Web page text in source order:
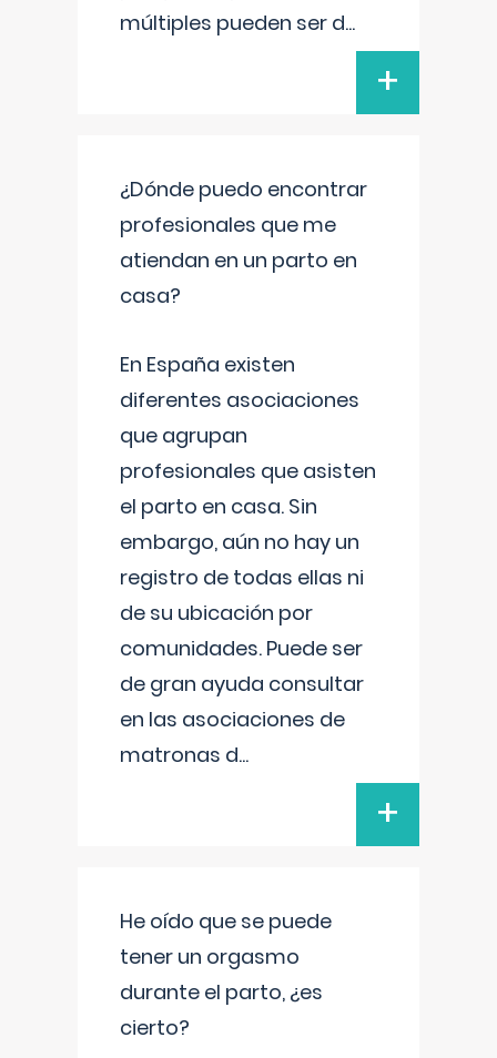
múltiples pueden ser d...
+
¿Dónde puedo encontrar
profesionales que me
atiendan en un parto en
casa?
En España existen
diferentes asociaciones
que agrupan
profesionales que asisten
el parto en casa. Sin
embargo, aún no hay un
registro de todas ellas ni
de su ubicación por
comunidades. Puede ser
de gran ayuda consultar
en las asociaciones de
matronas d...
+
He oído que se puede
tener un orgasmo
durante el parto, ¿es
cierto?